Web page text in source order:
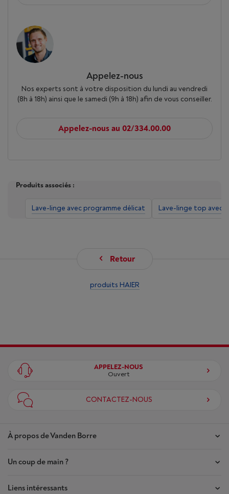
Appelez-nous
Nos experts sont à votre disposition du lundi au vendredi
(8h à 18h) ainsi que le samedi (9h à 18h) afin de vous conseiller.
Appelez-nous au 02/334.00.00
Produits associés :
Lave-linge avec programme délicat Lave-linge top avec
Retour
produits HAIER
À propos de Vanden Borre
Nos magasins
Contrat de Confiance
Un coup de main ?
Liens intéressants
APPELEZ-NOUS
Ouvert
CONTACTEZ-NOUS